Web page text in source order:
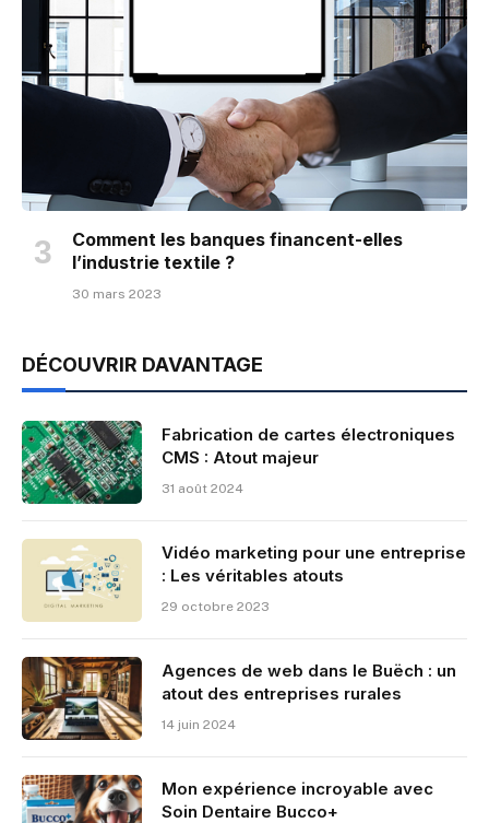
Comment les banques financent-elles
l’industrie textile ?
30 mars 2023
DÉCOUVRIR DAVANTAGE
Fabrication de cartes électroniques
CMS : Atout majeur
31 août 2024
Vidéo marketing pour une entreprise
: Les véritables atouts
29 octobre 2023
Agences de web dans le Buëch : un
atout des entreprises rurales
14 juin 2024
Mon expérience incroyable avec
Soin Dentaire Bucco+